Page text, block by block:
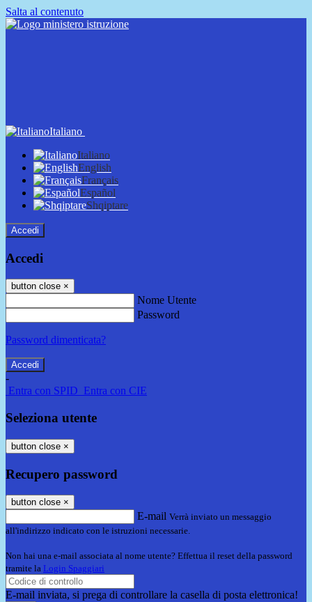
Salta al contenuto
Italiano
Italiano
English
Français
Español
Shqiptare
Accedi
Accedi
button close ×
Nome Utente
Password
Password dimenticata?
-
Entra con SPID Entra con CIE
Seleziona utente
button close ×
Recupero password
button close ×
E-mail Verrà inviato un messaggio
all'indirizzo indicato con le istruzioni necessarie.
Non hai una e-mail associata al nome utente? Effettua il reset della password
tramite la Login Spaggiari
E-mail inviata, si prega di controllare la casella di posta elettronica!